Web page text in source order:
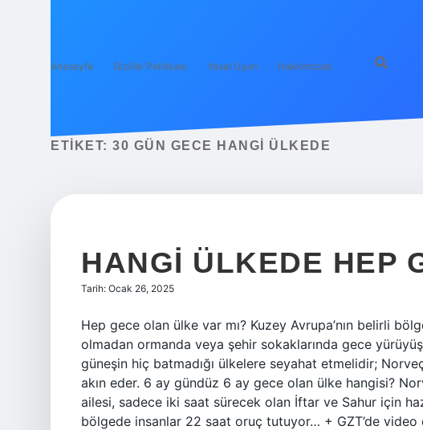
Anasayfa Gizlilik Politikası Yasal Uyarı Hakkımızda
ETIKET: 30 GÜN GECE HANGI ÜLKEDE
HANGI ÜLKEDE HEP
Tarih: Ocak 26, 2025
Hep gece olan ülke var mı? Kuzey Avrupa’nın belirli
olmadan ormanda veya şehir sokaklarında gece
güneşin hiç batmadığı ülkelere seyahat etmelidir;
akın eder. 6 ay gündüz 6 ay gece olan ülke hangisi?
ailesi, sadece iki saat sürecek olan İftar ve Sahur için
bölgede insanlar 22 saat oruç tutuyor… + GZT’de video